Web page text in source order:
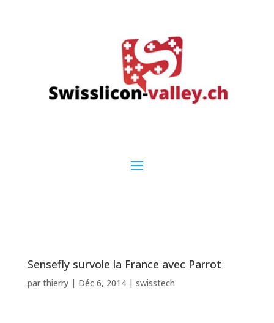
Sensefly survole la France avec Parrot
par thierry| Déc 6, 2014| swisstech